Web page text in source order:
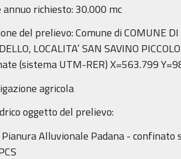
annuo richiesto: 30.000 mc
del prelievo: Comune di COMUNE DI
LOCALITA’ SAN SAVINO
(sistema UTM-RER) X=563.799
agricola
oggetto del prelievo:
Pianura Alluvionale Padana - confinato